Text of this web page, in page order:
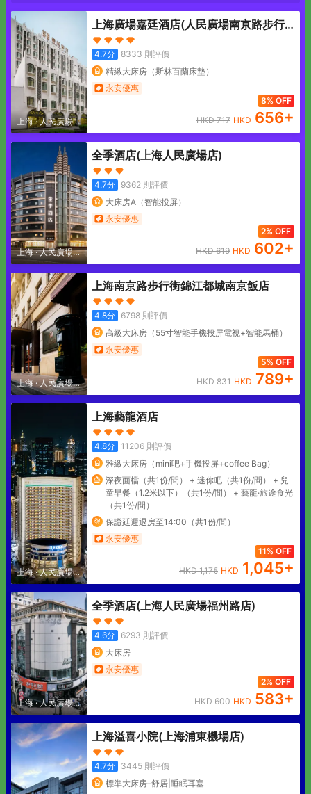
上海·人民廣場地
區
上海廣場嘉廷酒店(人民廣場南京路步行
街店)
4.7分 8333 則評價
精緻大床房（斯林百蘭床墊）
永安優惠
8% OFF
HKD717 HKD 656+
上海·人民廣場地
區
全季酒店(上海人民廣場店)
4.7分 9362則評價
大床房A（智能投屏）
永安優惠
2% OFF
HKD619 HKD 602+
上海·人民廣場地
區
上海南京路步行街錦江都城南京飯店
4.8分 6798則評價
高級大床房（55寸智能手機投屏電視+智能馬桶）
永安優惠
5% OFF
HKD831 HKD 789+
上海·人民廣場地
區
上海藝龍酒店
4.8分 11206則評價
雅緻大床房（mini吧+手機投屏+coffee Bag）
深夜面檔（共1份/間） + 迷你吧（共1份/間） + 兒
童早餐（1.2米以下）（共1份/間） + 藝龍·旅途食光
（共1份/間）
保證延遲退房至14:00（共1份/間）
永安優惠
11% OFF
HKD1,175 HKD 1,045+
上海·人民廣場地
區
全季酒店(上海人民廣場福州路店)
4.6分 6293 則評價
大床房
永安優惠
2% OFF
HKD600 HKD 583+
上海溢喜小院(上海浦東機場店)
4.7分 3445則評價
標準大床房–舒居|睡眠耳塞